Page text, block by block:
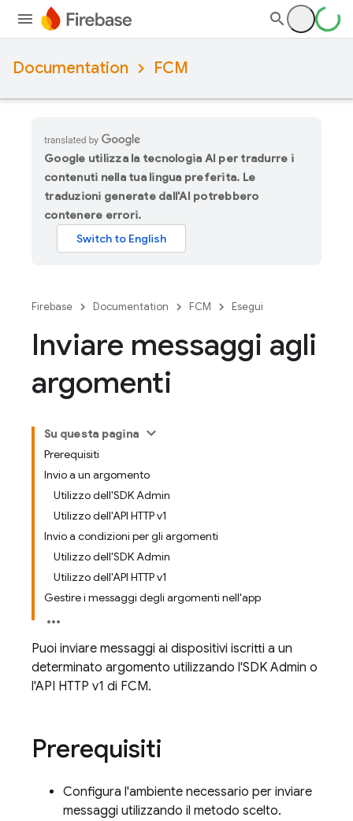
Documentation FCM
Google utilizza la tecnologia AI per tradurre i
contenuti nella tua lingua preferita. Le
traduzioni generate dall'AI potrebbero
contenere errori.
Firebase Documentation FCM Esegui
Inviare messaggi agli
argomenti
Su questa pagina
Prerequisiti
Invio a un argomento
Utilizzo dell'SDK Admin
Utilizzo dell'API HTTP v1
Invio a condizioni per gli argomenti
Utilizzo dell'SDK Admin
Utilizzo dell'API HTTP v1
Gestire i messaggi degli argomenti nell'app
Puoi inviare messaggi ai dispositivi iscritti a un
determinato argomento utilizzando l'SDK Admin o
l'API HTTP v1 di FCM.
Prerequisiti
Configura l'ambiente necessario per inviare
messaggi utilizzando il metodo scelto.